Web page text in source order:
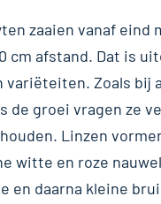
zaaien vanaf eind
cm afstand. Dat is
variëteiten. Zoals bij
de groei vragen ze
Linzen
witte en roze
en daarna kleine